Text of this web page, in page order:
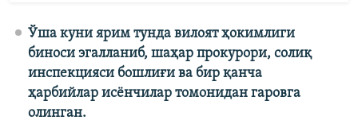
Ўша куни ярим тунда вилоят ҳокимлиги
биноси эгалланиб, шаҳар прокурори, солиқ
инспекцияси бошлиғи ва бир қанча
ҳарбийлар исёнчилар томонидан гаровга
олинган.